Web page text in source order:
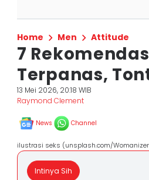
Home Men Attitude
7
Terpanas,
13 Mei 2026, 20:18 WIB
Raymond Clement
News Channel
ilustrasi seks (unsplash.com/Womanizer
Intinya Sih